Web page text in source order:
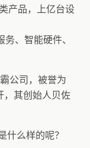
产品，上亿台设
、智能硬件、
公司，被誉为
，其创始人贝佐
什么样的呢？